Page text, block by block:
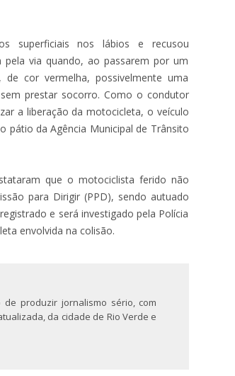
superficiais nos lábios e recusou
via quando, ao passarem por um
cor vermelha, possivelmente uma
prestar socorro. Como o condutor
a liberação da motocicleta, o veículo
pátio da Agência Municipal de Trânsito
que o motociclista ferido não
para Dirigir (PPD), sendo autuado
e será investigado pela Polícia
envolvida na colisão.
de produzir jornalismo sério, com
da cidade de Rio Verde e